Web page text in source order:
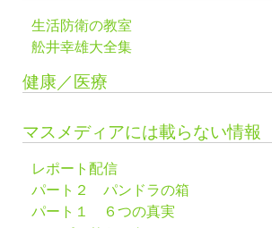
生活防衛の教室
舩井幸雄大全集
健康／医療
マスメディアには載らない情報
レポート配信
パート２ パンドラの箱
パート１ ６つの真実